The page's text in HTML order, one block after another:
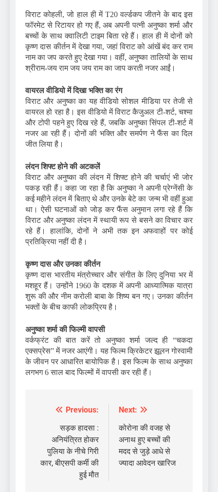
विराट कोहली, जो हाल ही में T20 वर्ल्डकप जीतने के बाद इस
फॉरमेट से रिटायर हो गए हैं, अब अपनी पत्नी अनुष्का शर्मा और
बच्चों के साथ क्वालिटी टाइम बिता रहे हैं। हाल ही में दोनों को
कृष्ण दास कीर्तन में देखा गया, जहां विराट को आंखें बंद कर राम
नाम का जप करते हुए देखा गया। वहीं, अनुष्का तालियों के साथ
श्रीराम-जय राम जय जय राम का जाप करती नजर आईं।
वायरल वीडियो में दिखा भक्ति का रंग
विराट और अनुष्का का यह वीडियो सोशल मीडिया पर तेजी से
वायरल हो रहा है। इस वीडियो में विराट कैजुअल टी-शर्ट, चश्मा
और टोपी पहने हुए दिख रहे हैं, जबकि अनुष्का सिंपल टी-शर्ट में
नजर आ रही हैं। दोनों की भक्ति और समर्पण ने फैंस का दिल
जीत लिया है।
लंदन शिफ्ट होने की अटकलें
विराट और अनुष्का की लंदन में शिफ्ट होने की चर्चाएं भी जोर
पकड़ रही हैं। कहा जा रहा है कि अनुष्का ने अपनी प्रेग्नेंसी के
कई महीने लंदन में बिताए थे और उनके बेटे का जन्म भी वहीं हुआ
था। ऐसी घटनाओं को जोड़ कर फैंस अनुमान लगा रहे हैं कि
विराट और अनुष्का लंदन में स्थायी रूप से बसने का विचार कर
रहे हैं। हालांकि, दोनों ने अभी तक इन अफवाहों पर कोई
प्रतिक्रिया नहीं दी है।
कृष्ण दास और उनका कीर्तन
कृष्ण दास भारतीय मंत्रोच्चार और संगीत के लिए दुनिया भर में
मशहूर हैं। उन्होंने 1960 के दशक में अपनी आध्यात्मिक यात्रा
शुरू की और नीम करोली बाबा के शिष्य बन गए। उनका कीर्तन
भक्तों के बीच काफी लोकप्रिय है।
अनुष्का शर्मा की फिल्मी वापसी
वर्कफ्रंट की बात करें तो अनुष्का शर्मा जल्द ही “चकदा
एक्सप्रेस” में नजर आएंगी। यह फिल्म क्रिकेटर झूलन गोस्वामी
के जीवन पर आधारित बायोपिक है। इस फिल्म के साथ अनुष्का
लगभग 6 साल बाद फिल्मों में वापसी कर रही हैं।
Post
navigation
Previous:
सड़क हादसा :
अनियंत्रित होकर
पुलिया के नीचे गिरी
कार, बीएसपी कर्मी की
हुई मौत
Next:
कोरोना की वजह से
अनाथ हुए बच्चों की
मदद से जुड़े आधे से
ज्यादा आवेदन खारिज